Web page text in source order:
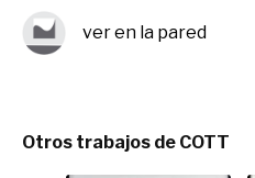
ver en la pared
Otros trabajos de COTT